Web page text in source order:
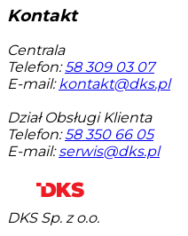
Kontakt
Centrala
Telefon: 58 309 03 07
E-mail: kontakt@dks.pl
Dział Obsługi Klienta
Telefon: 58 350 66 05
E-mail: serwis@dks.pl
DKS Sp. z o.o.